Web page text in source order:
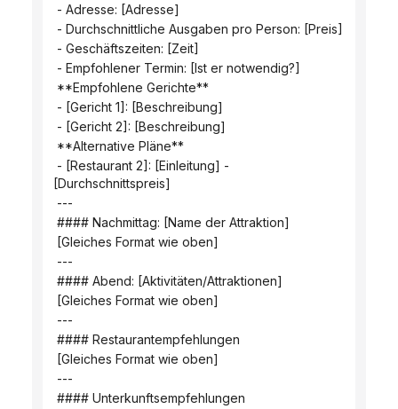
- Adresse: [Adresse]
- Durchschnittliche Ausgaben pro Person: [Preis]
- Geschäftszeiten: [Zeit]
- Empfohlener Termin: [Ist er notwendig?]
**Empfohlene Gerichte**
- [Gericht 1]: [Beschreibung]
- [Gericht 2]: [Beschreibung]
**Alternative Pläne**
[Durchschnittspreis]
---
#### Nachmittag: [Name der Attraktion]
[Gleiches Format wie oben]
---
#### Abend: [Aktivitäten/Attraktionen]
[Gleiches Format wie oben]
---
#### Restaurantempfehlungen
[Gleiches Format wie oben]
---
#### Unterkunftsempfehlungen